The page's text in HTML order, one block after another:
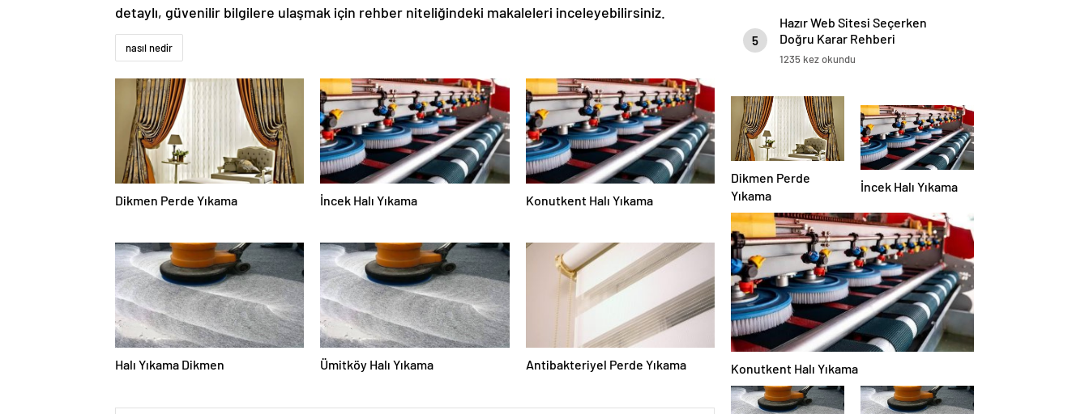
detaylı, güvenilir bilgilere ulaşmak için rehber niteliğindeki makaleleri inceleyebilirsiniz.
nasıl nedir
Dikmen Perde Yıkama İncek Halı Yıkama Konutkent Halı Yıkama
Halı Yıkama Dikmen Ümitköy Halı Yıkama Antibakteriyel Perde Yıkama
5
Hazır Web Sitesi Seçerken
Doğru Karar Rehberi
1235 kez okundu
Dikmen Perde
Yıkama
İncek Halı Yıkama
Konutkent Halı Yıkama